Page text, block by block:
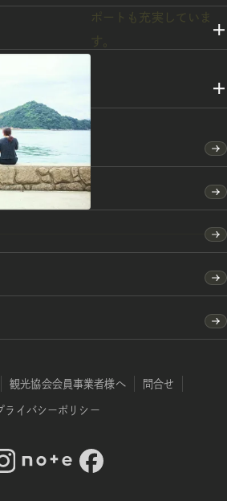
ポートも充実していま
す。
内
観光協会会員事業者様へ 問合せ
ライバシーポリシー
note Facebook